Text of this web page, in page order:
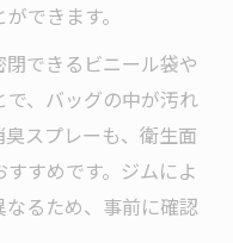
できます。
できるビニール袋や
、バッグの中が汚れ
スプレーも、衛生面
すめです。ジムによ
るため、事前に確認